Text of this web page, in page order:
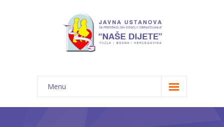
Menu
Početna